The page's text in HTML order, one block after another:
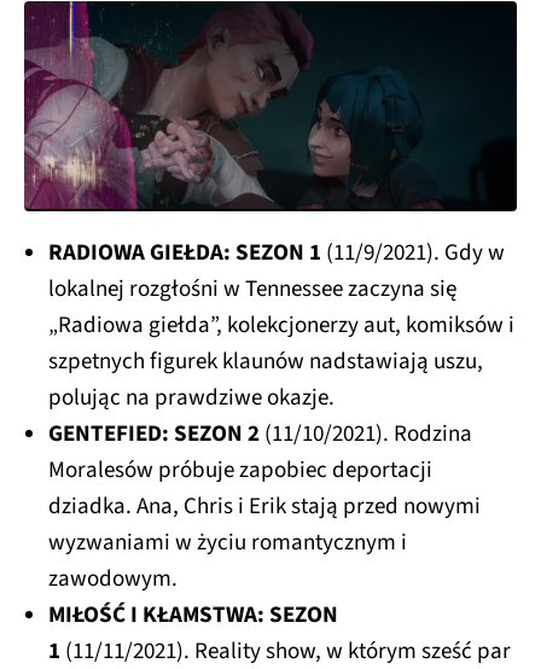
RADIOWA GIEŁDA: SEZON 1 (11/9/2021). Gdy w
lokalnej rozgłośni w Tennessee zaczyna się
„Radiowa giełda”, kolekcjonerzy aut, komiksów i
szpetnych figurek klaunów nadstawiają uszu,
polując na prawdziwe okazje.
GENTEFIED: SEZON 2(11/10/2021). Rodzina
Moralesów próbuje zapobiec deportacji
dziadka. Ana, Chris i Erik stają przed nowymi
wyzwaniami w życiu romantycznym i
zawodowym.
MIŁOŚĆ I KŁAMSTWA: SEZON
1 (11/11/2021). Reality show, w którym sześć par